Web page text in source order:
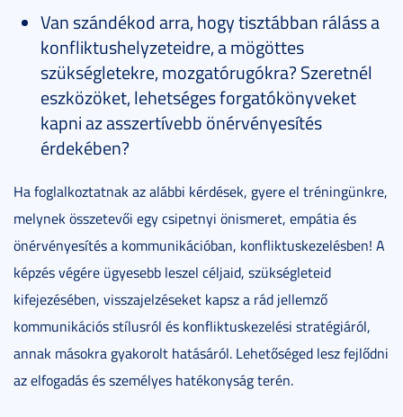
Van szándékod arra, hogy tisztábban ráláss a
konfliktushelyzeteidre, a mögöttes
szükségletekre, mozgatórugókra? Szeretnél
eszközöket, lehetséges forgatókönyveket
kapni az asszertívebb önérvényesítés
érdekében?
Ha foglalkoztatnak az alábbi kérdések, gyere el tréningünkre,
melynek összetevői egy csipetnyi önismeret, empátia és
önérvényesítés a kommunikációban, konfliktuskezelésben! A
képzés végére ügyesebb leszel céljaid, szükségleteid
kifejezésében, visszajelzéseket kapsz a rád jellemző
kommunikációs stílusról és konfliktuskezelési stratégiáról,
annak másokra gyakorolt hatásáról. Lehetőséged lesz fejlődni
az elfogadás és személyes hatékonyság terén.